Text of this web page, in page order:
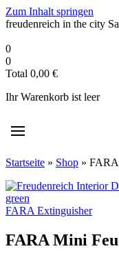
Zum Inhalt springen
freudenreich in the city
0
0
Total 0,00 €
Ihr Warenkorb ist leer
Startseite » Shop » FARA
FARA Extinguisher
FARA Mini